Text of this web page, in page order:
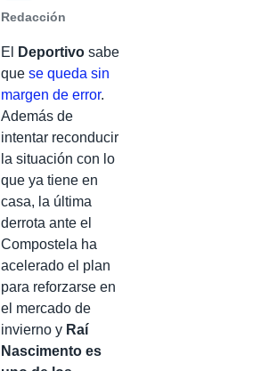
Redacción
El Deportivo sabe
que se queda sin
margen de error.
Además de
intentar reconducir
la situación con lo
que ya tiene en
casa, la última
derrota ante el
Compostela ha
acelerado el plan
para reforzarse en
el mercado de
invierno y Raí
Nascimento es